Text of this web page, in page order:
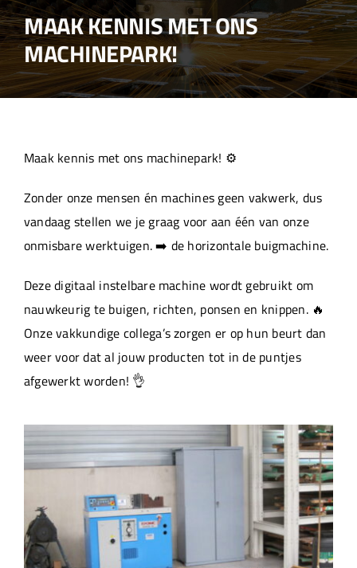
Home
Over ons
Machinepark
Werken bij
MAAK KENNIS MET ONS
MACHINEPARK!
Maak kennis met ons machinepark! ⚙️
Zonder onze mensen én machines geen vakwerk, dus
vandaag stellen we je graag voor aan één van onze
onmisbare werktuigen. ➡️ de horizontale buigmachine.
Deze digitaal instelbare machine wordt gebruikt om
nauwkeurig te buigen, richten, ponsen en knippen. 🔥
Onze vakkundige collega’s zorgen er op hun beurt dan
weer voor dat al jouw producten tot in de puntjes
afgewerkt worden! 👌